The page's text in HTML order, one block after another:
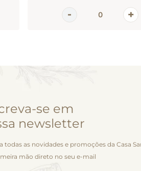
se em
newsletter
todas as novidades e promoções da Casa
mão direto no seu e-mail